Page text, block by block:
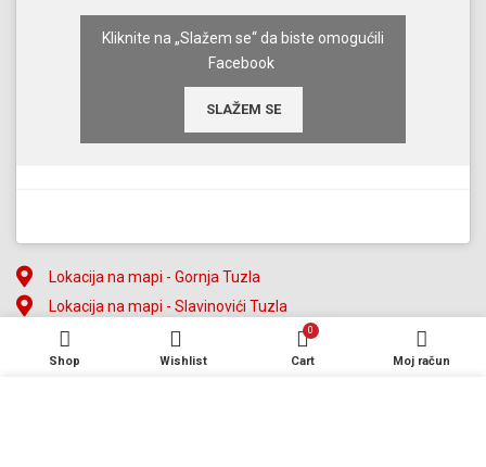
Kliknite na „Slažem se“ da biste omogućili
Facebook
SLAŽEM SE
Lokacija na mapi - Gornja Tuzla
Lokacija na mapi - Slavinovići Tuzla
Shop Wishlist
0
Cart Moj račun